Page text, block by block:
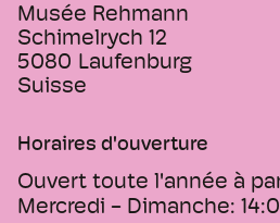
Musée Rehmann
Schimelrych 12
5080 Laufenburg
Suisse
Horaires d'ouverture
Ouvert toute l'année à
Mercredi - Dimanche: